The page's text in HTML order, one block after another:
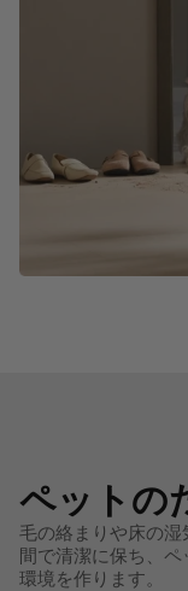
ペットの
毛の絡まりや床の
間で清潔に保ち、
環境を作ります。